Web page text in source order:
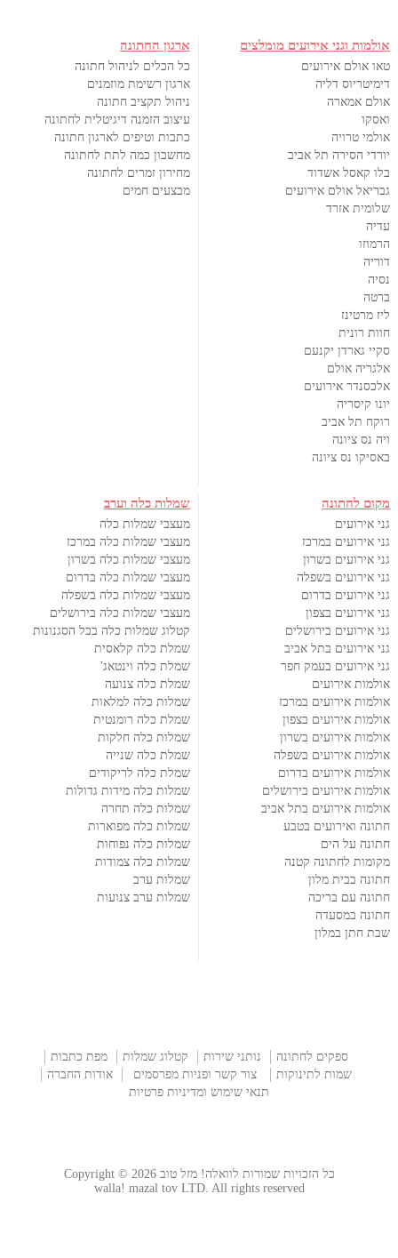
אולמות וגני אירועים מומלצים
טאו אולם אירועים
דימיטריוס דליה
אולם אמארה
ואסקו
אולמי טרויה
יורדי הסירה תל אביב
בלו קאסל אשדוד
גבריאל אולם אירועים
שלומית אזרד
עדיה
הרמוזו
דוריה
נסיה
ברטה
ליז מרטינז
חוות רונית
סקיי גארדן יקנעם
אלגריה אולם
אלכסנדר אירועים
יונו קיסריה
רוקח תל אביב
ויה נס ציונה
באסיקו נס ציונה
ארגון החתונה
כל הכלים לניהול חתונה
ארגון רשימת מוזמנים
ניהול תקציב חתונה
עיצוב הזמנה דיגיטלית לחתונה
כתבות וטיפים לארגון חתונה
מחשבון כמה לתת לחתונה
מחירון זמרים לחתונה
מבצעים חמים
מקום לחתונה
גני אירועים
גני אירועים במרכז
גני אירועים בשרון
גני אירועים בשפלה
גני אירועים בדרום
גני אירועים בצפון
גני אירועים בירושלים
גני אירועים בתל אביב
גני אירועים בעמק חפר
אולמות אירועים
אולמות אירועים במרכז
אולמות אירועים בצפון
אולמות אירועים בשרון
אולמות אירועים בשפלה
אולמות אירועים בדרום
אולמות אירועים בירושלים
אולמות אירועים בתל אביב
חתונה ואירועים בטבע
חתונה על הים
מקומות לחתונה קטנה
חתונה בבית מלון
חתונה עם בריכה
חתונה במסעדה
שבת חתן במלון
שמלות כלה וערב
מעצבי שמלות כלה
מעצבי שמלות כלה במרכז
מעצבי שמלות כלה בשרון
מעצבי שמלות כלה בדרום
מעצבי שמלות כלה בשפלה
מעצבי שמלות כלה בירושלים
קטלוג שמלות כלה בכל הסגנונות
שמלת כלה קלאסית
שמלת כלה וינטאג'
שמלת כלה צנועה
שמלות כלה למלאות
שמלת כלה רומנטית
שמלות כלה חלקות
שמלת כלה שנייה
שמלת כלה לריקודים
שמלות כלה מידות גדולות
שמלות כלה תחרה
שמלות כלה מפוארות
שמלות כלה נפוחות
שמלות כלה צמודות
שמלות ערב
שמלות ערב צנועות
ספקים לחתונה נותני שירות קטלוג שמלות
מפת כתבות
שמות לתינוקות
צור קשר ופניות מפרסמים
אודות החברה
תנאי שימוש ומדיניות פרטיות
כל הזכויות שמורות לוואלה! מזל טוב Copyright © 2026
walla! mazal tov LTD. All rights reserved